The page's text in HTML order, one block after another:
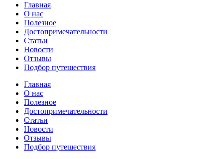
Главная
О нас
Полезное
Достопримечательности
Статьи
Новости
Отзывы
Подбор путешествия
Главная
О нас
Полезное
Достопримечательности
Статьи
Новости
Отзывы
Подбор путешествия